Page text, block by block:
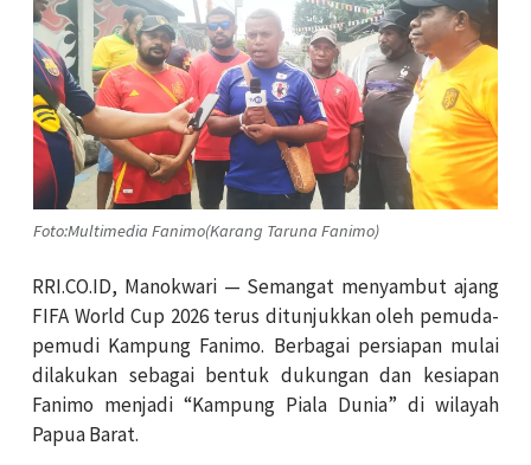
Foto:Multimedia Fanimo(Karang Taruna Fanimo)
RRI.CO.ID, Manokwari — Semangat menyambut ajang
FIFA World Cup 2026 terus ditunjukkan oleh pemuda-
pemudi Kampung Fanimo. Berbagai persiapan mulai
dilakukan sebagai bentuk dukungan dan kesiapan
Fanimo menjadi “Kampung Piala Dunia” di wilayah
Papua Barat.